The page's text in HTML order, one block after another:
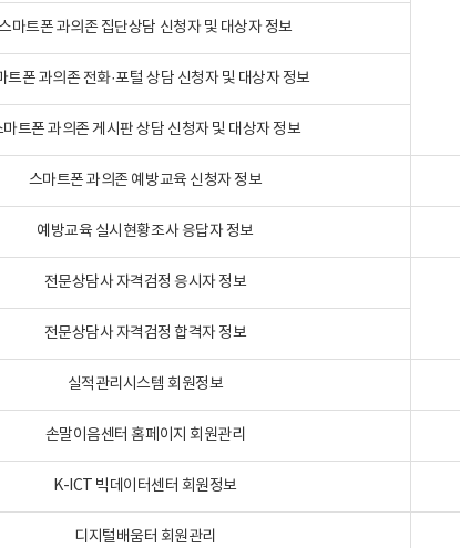
마트폰 과의존 집단상담 신청자 및 대상자 정보
트폰 과의존 전화·포털 상담 신청자 및 대상자 정보
마트폰 과의존 게시판 상담 신청자 및 대상자 정보
스마트폰 과의존 예방교육 신청자 정보
예방교육 실시현황조사 응답자 정보
전문상담사 자격검정 응시자 정보
전문상담사 자격검정 합격자 정보
실적관리시스템 회원정보
손말이음센터 홈페이지 회원관리
K-ICT 빅데이터센터 회원정보
디지털배움터 회원관리